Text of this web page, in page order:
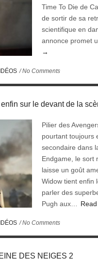
Time To Die de
de sortir de sa
scientifique en
annonce promet
→
/ No Comments
sur le devant de la
Pilier des
pourtant toujours
secondaire dans
Endgame, le sort
laisse un goût
Widow tient enfin
parler des
Pugh aux…
/ No Comments
DES NEIGES 2